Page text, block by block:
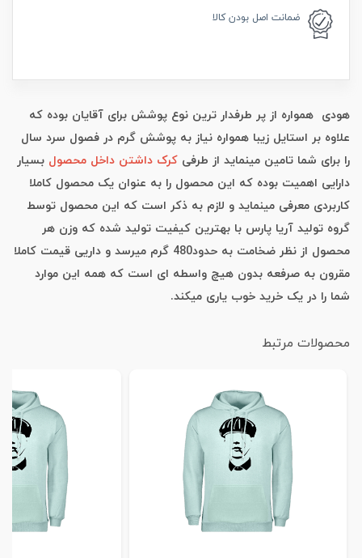
ضمانت اصل بودن کالا
هودی همواره از پر طرفدار ترین نوع پوشش برای آقایان بوده که
علاوه بر استایل زیبا همواره نیاز به پوشش گرم در فصول سرد سال
را برای شما تامین مینماید از طرفی کرک داشتن داخل محصول بسیار
دارایی اهمیت بوده که این محصول را به عنوان یک محصول کاملا
کاربردی معرفی مینماید و لازم به ذکر است که این محصول توسط
گروه تولید آریا پارس با بهترین کیفیت تولید شده که وزن هر
محصول از نظر ضخامت به حدود480 گرم میرسد و داریی قیمت کاملا
مقرون به صرفعه بدون هیچ واسطه ای است که همه این موارد
شما را در یک خرید خوب یاری میکند.
محصولات مرتبط